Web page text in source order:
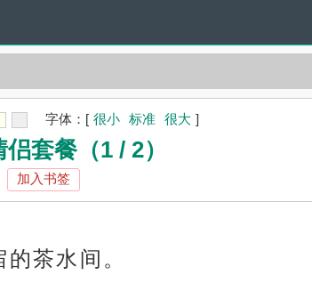
字体： [ 很小 标准 很大 ]
套餐（1 / 2）
加入书签
茶水间。